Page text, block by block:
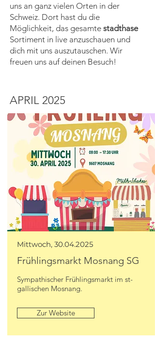
uns an ganz vielen Orten in der
Schweiz. Dort hast du die
Möglichkeit, das gesamte stadthase
Sortiment in live anzuschauen und
dich mit uns auszutauschen. Wir
freuen uns auf deinen Besuch!
APRIL 2025
Mittwoch, 30.04.2025
Frühlingsmarkt Mosnang SG
Sympathischer Frühlingsmarkt im st-
gallischen Mosnang.
Zur Website